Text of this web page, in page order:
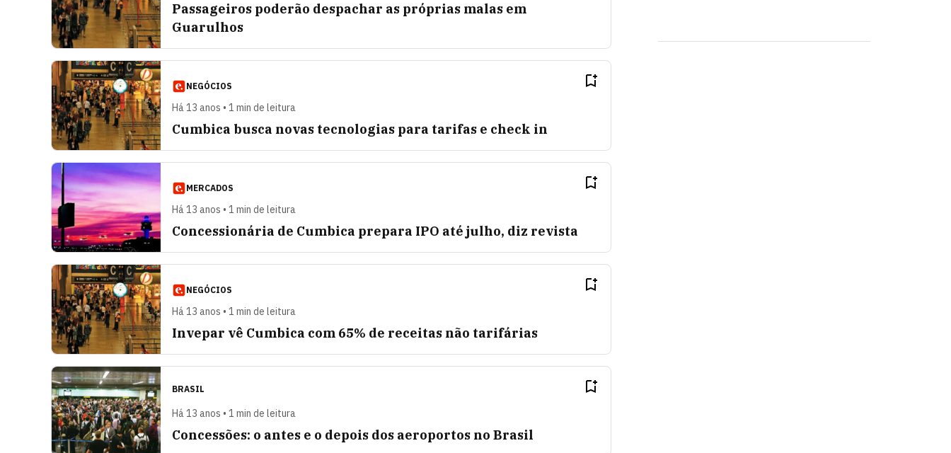
Passageiros poderão despachar as próprias malas em
Guarulhos
NEGÓCIOS
Há 13 anos • 1 min de leitura
Cumbica busca novas tecnologias para tarifas e check in
MERCADOS
Há 13 anos • 1 min de leitura
Concessionária de Cumbica prepara IPO até julho, diz revista
NEGÓCIOS
Há 13 anos • 1 min de leitura
Invepar vê Cumbica com 65% de receitas não tarifárias
BRASIL
Há 13 anos • 1 min de leitura
Concessões: o antes e o depois dos aeroportos no Brasil